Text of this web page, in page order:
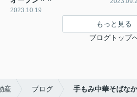
2023.10.19
もっと見る
ブログトップ
産 ブログ 手もみ中華そばな